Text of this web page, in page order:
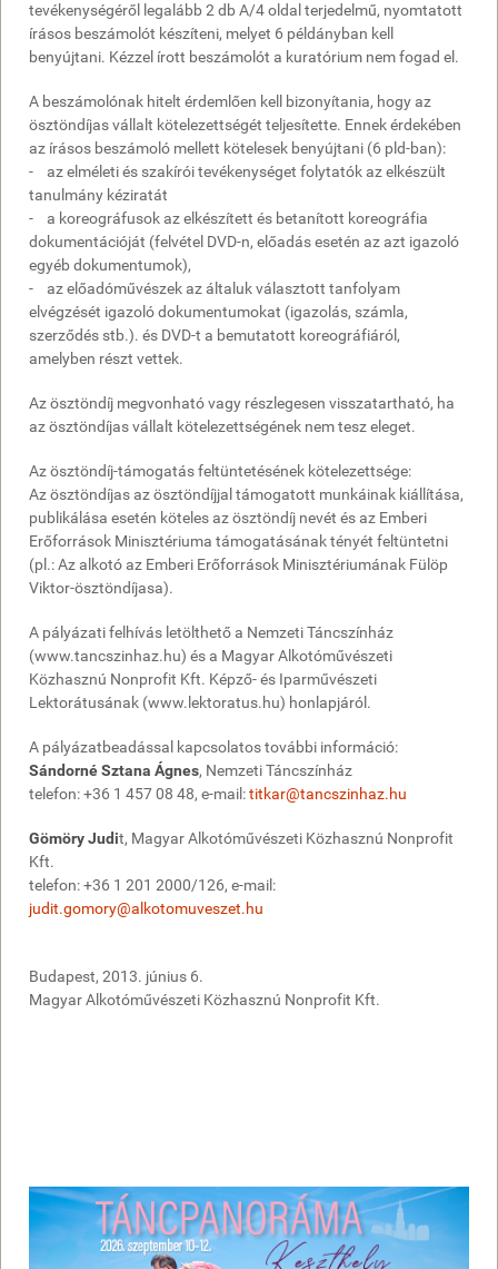
tevékenységéről legalább 2 db A/4 oldal terjedelmű, nyomtatott
írásos beszámolót készíteni, melyet 6 példányban kell
benyújtani. Kézzel írott beszámolót a kuratórium nem fogad el.
A beszámolónak hitelt érdemlően kell bizonyítania, hogy az
ösztöndíjas vállalt kötelezettségét teljesítette. Ennek érdekében
az írásos beszámoló mellett kötelesek benyújtani (6 pld-ban):
- az elméleti és szakírói tevékenységet folytatók az elkészült
tanulmány kéziratát
- a koreográfusok az elkészített és betanított koreográfia
dokumentációját (felvétel DVD-n, előadás esetén az azt igazoló
egyéb dokumentumok),
- az előadóművészek az általuk választott tanfolyam
elvégzését igazoló dokumentumokat (igazolás, számla,
szerződés stb.). és DVD-t a bemutatott koreográfiáról,
amelyben részt vettek.
Az ösztöndíj megvonható vagy részlegesen visszatartható, ha
az ösztöndíjas vállalt kötelezettségének nem tesz eleget.
Az ösztöndíj-támogatás feltüntetésének kötelezettsége:
Az ösztöndíjas az ösztöndíjjal támogatott munkáinak kiállítása,
publikálása esetén köteles az ösztöndíj nevét és az Emberi
Erőforrások Minisztériuma támogatásának tényét feltüntetni
(pl.: Az alkotó az Emberi Erőforrások Minisztériumának Fülöp
Viktor-ösztöndíjasa).
A pályázati felhívás letölthető a Nemzeti Táncszínház
(www.tancszinhaz.hu) és a Magyar Alkotóművészeti
Közhasznú Nonprofit Kft. Képző- és Iparművészeti
Lektorátusának (www.lektoratus.hu) honlapjáról.
A pályázatbeadással kapcsolatos további információ:
Sándorné Sztana Ágnes, Nemzeti Táncszínház
telefon: +36 1 457 08 48, e-mail:titkar@tancszinhaz.hu
Gömöry Judit, Magyar Alkotóművészeti Közhasznú Nonprofit
Kft.
telefon: +36 1 201 2000/126, e-mail:
judit.gomory@alkotomuveszet.hu
Budapest, 2013. június 6.
Magyar Alkotóművészeti Közhasznú Nonprofit Kft.